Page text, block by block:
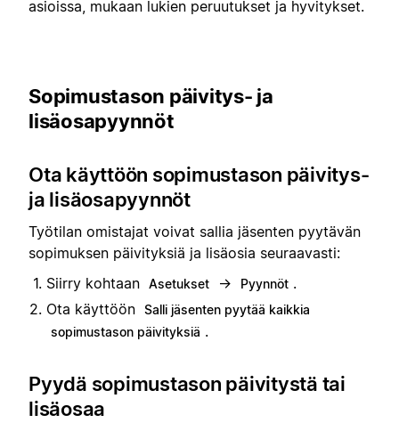
asioissa, mukaan lukien peruutukset ja hyvitykset.
Sopimustason päivitys- ja
lisäosapyynnöt
Ota käyttöön sopimustason päivitys-
ja lisäosapyynnöt
Työtilan omistajat voivat sallia jäsenten pyytävän
sopimuksen päivityksiä ja lisäosia seuraavasti:
Siirry kohtaan Asetukset → Pyynnöt .
Ota käyttöön Salli jäsenten pyytää kaikkia
sopimustason päivityksiä .
Pyydä sopimustason päivitystä tai
lisäosaa